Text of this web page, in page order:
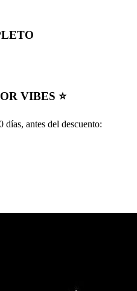
VIBES ⭐
días, antes del descuento: